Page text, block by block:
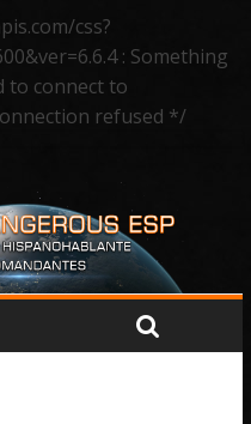
css?
: Something
to connect to
refused */